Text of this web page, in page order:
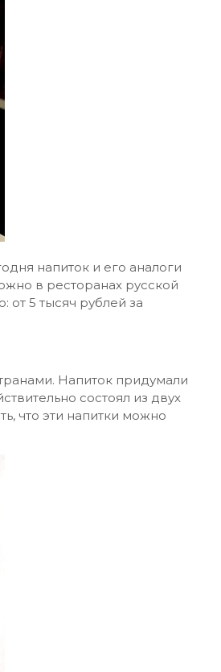
напиток и его аналоги
в ресторанах русской
от 5 тысяч рублей за
Напиток придумали
состоял из двух
что эти напитки можно